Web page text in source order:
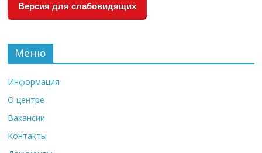
Версия для слабовидящих
Меню
Информация
О центре
Вакансии
Контакты